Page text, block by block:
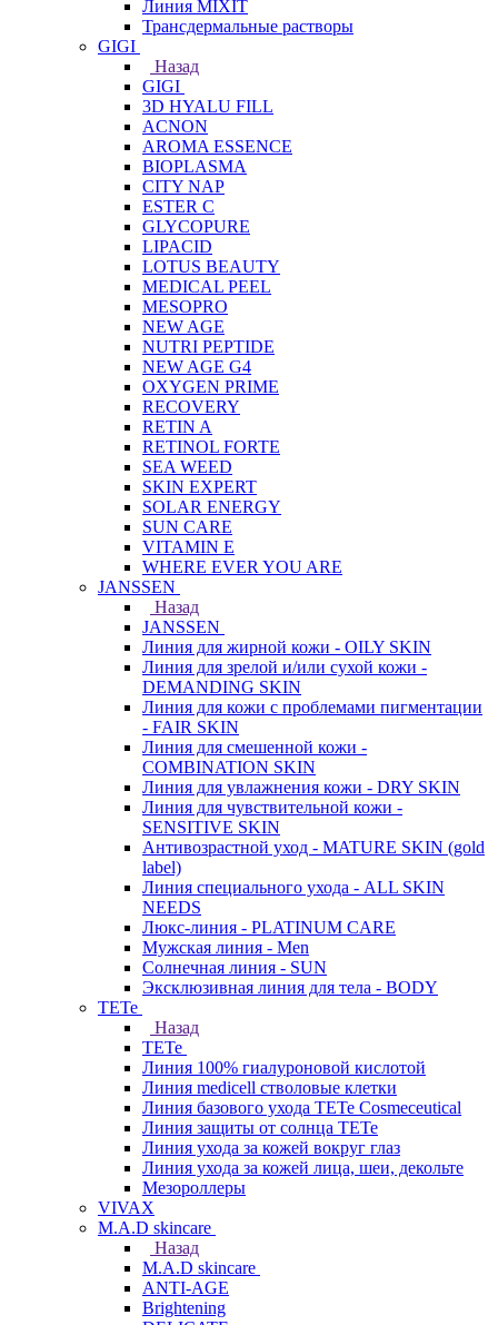
Линия MIXIT
Трансдермальные растворы
GIGI
Назад
GIGI
3D HYALU FILL
ACNON
AROMA ESSENCE
BIOPLASMA
CITY NAP
ESTER C
GLYCOPURE
LIPACID
LOTUS BEAUTY
MEDICAL PEEL
MESOPRO
NEW AGE
NUTRI PEPTIDE
NEW AGE G4
OXYGEN PRIME
RECOVERY
RETIN A
RETINOL FORTE
SEA WEED
SKIN EXPERT
SOLAR ENERGY
SUN CARE
VITAMIN E
WHERE EVER YOU ARE
JANSSEN
Назад
JANSSEN
Линия для жирной кожи - OILY SKIN
Линия для зрелой и/или сухой кожи -
DEMANDING SKIN
Линия для кожи с проблемами пигментации
- FAIR SKIN
Линия для смешенной кожи -
COMBINATION SKIN
Линия для увлажнения кожи - DRY SKIN
Линия для чувствительной кожи -
SENSITIVE SKIN
Антивозрастной уход - MATURE SKIN (gold
label)
Линия специального ухода - ALL SKIN
NEEDS
Люкс-линия - PLATINUM CARE
Мужская линия - Men
Солнечная линия - SUN
Эксклюзивная линия для тела - BODY
TETe
Назад
TETe
Линия 100% гиалуроновой кислотой
Линия medicell стволовые клетки
Линия базового ухода TETe Cosmeceutical
Линия защиты от солнца TETe
Линия ухода за кожей вокруг глаз
Линия ухода за кожей лица, шеи, декольте
Мезороллеры
VIVAX
M.A.D skincare
Назад
M.A.D skincare
ANTI-AGE
Brightening